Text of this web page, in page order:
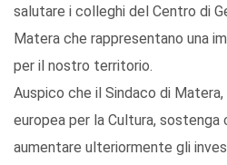
salutare i colleghi del Centro di
Matera che rappresentano una
per il nostro territorio.
Auspico che il Sindaco di
europea per la Cultura,
aumentare ulteriormente gli